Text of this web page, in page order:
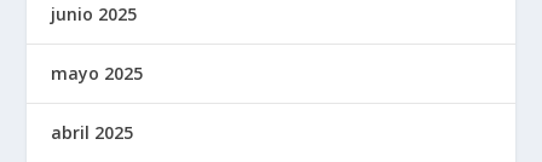
junio 2025
mayo 2025
abril 2025